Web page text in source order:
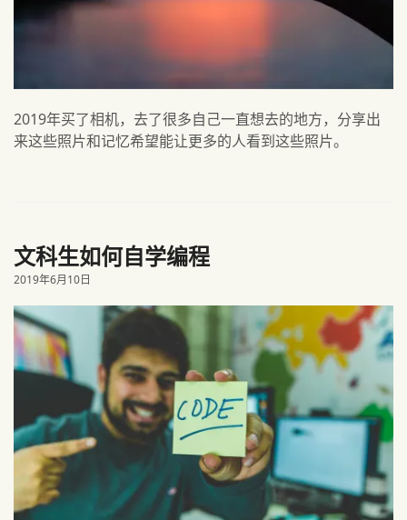
2019年买了相机，去了很多自己一直想去的地方，分享出
来这些照片和记忆希望能让更多的人看到这些照片。
文科生如何自学编程
2019年6月10日